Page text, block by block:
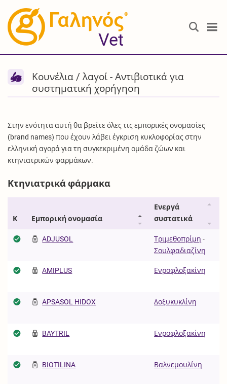
®
Vet
Κουνέλια / λαγοί - Αντιβιοτικά για
συστηματική χορήγηση
Στην ενότητα αυτή θα βρείτε όλες τις εμπορικές ονομασίες
(brand names) που έχουν λάβει έγκριση κυκλοφορίας στην
ελληνική αγορά για τη συγκεκριμένη ομάδα ζώων και
κτηνιατρικών φαρμάκων.
Κτηνιατρικά φάρμακα
Κ Εμπορική ονομασία
Ενεργά
συστατικά
ADJUSOL Τριμεθοπρίμη -
Σουλφαδιαζίνη
AMIPLUS Ενροφλοξακίνη
APSASOL HIDOX Δοξυκυκλίνη
BAYTRIL Ενροφλοξακίνη
BIOTILINA Βαλνεμουλίνη